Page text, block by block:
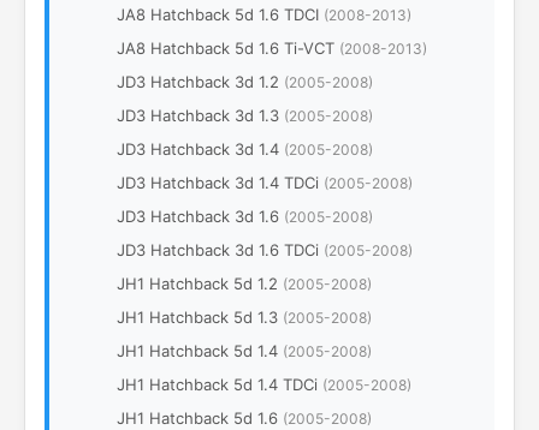
JA8 Hatchback 5d 1.6 TDCI (2008-2013)
JA8 Hatchback 5d 1.6 Ti-VCT (2008-2013)
JD3 Hatchback 3d 1.2 (2005-2008)
JD3 Hatchback 3d 1.3 (2005-2008)
JD3 Hatchback 3d 1.4 (2005-2008)
JD3 Hatchback 3d 1.4 TDCi (2005-2008)
JD3 Hatchback 3d 1.6 (2005-2008)
JD3 Hatchback 3d 1.6 TDCi (2005-2008)
JH1 Hatchback 5d 1.2 (2005-2008)
JH1 Hatchback 5d 1.3 (2005-2008)
JH1 Hatchback 5d 1.4 (2005-2008)
JH1 Hatchback 5d 1.4 TDCi (2005-2008)
JH1 Hatchback 5d 1.6 (2005-2008)